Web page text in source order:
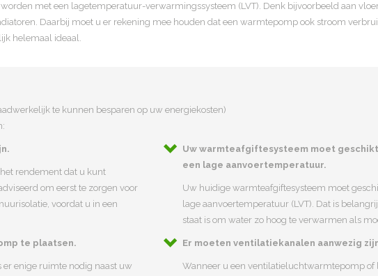
met een lagetemperatuur-verwarmingssysteem (LVT). Denk bijvoorbeeld aan
Daarbij moet u er rekening mee houden dat een warmtepomp ook stroom
helemaal ideaal.
te kunnen besparen op uw energiekosten)
rendement dat u kunt
om eerst te zorgen voor
voordat u in een
Uw warmteafgiftesysteem moet
een lage aanvoertemperatuur.
Uw huidige warmteafgiftesysteem moet
lage aanvoertemperatuur (LVT). Dat is
staat is om water zo hoog te verwarmen als
te plaatsen.
enige ruimte nodig naast uw
Er moeten ventilatiekanalen aanwezig
Wanneer u een ventilatieluchtwarmtepomp